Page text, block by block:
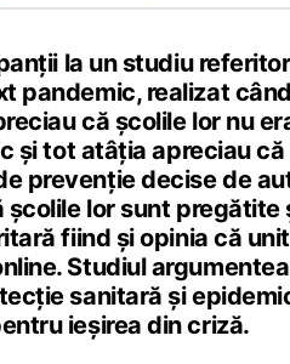
la un studiu
pandemic, realizat
că școlile lor nu
și tot atâția apreciau
prevenție decise de
lor sunt pregătite
fiind și opinia că
Studiul
sanitară și
ieșirea din criză.